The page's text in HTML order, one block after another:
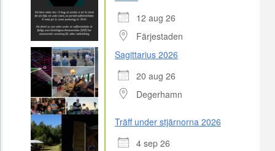
12 aug 26
Färjestaden
Sagittarius 2026
20 aug 26
Degerhamn
Träff under stjärnorna 2026
4 sep 26